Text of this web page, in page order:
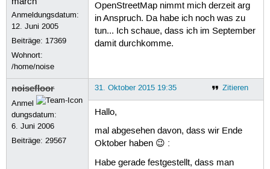
Anmeldungsdatum:
12. Juni 2005
Beiträge: 17369
Wohnort:
/home/noise
OpenStreetMap nimmt mich derzeit arg
in Anspruch. Da habe ich noch was zu
tun... Ich schaue, dass ich im September
damit durchkomme.
noisefloor
Anmel
dungsdatum:
6. Juni 2006
Beiträge:29567
Zitieren
31. Oktober 2015 19:35
Hallo,
mal abgesehen davon, dass wir Ende
Oktober haben 😉 :
Habe gerade festgestellt, dass man